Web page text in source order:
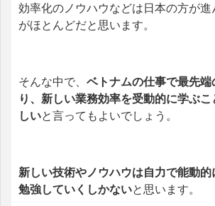
効率化のノウハウなどは日本の方が進
がほとんどだと思います。
そんな中で、 ベトナムの仕事で最先
り、新しい業務効率を受動的に学ぶ
しいと言ってもよいでしょう。
新しい技術やノウハウは自力で能動
勉強していくしかないと思います。